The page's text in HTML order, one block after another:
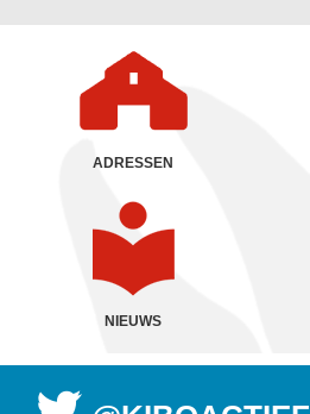
ADRESSEN
NIEUWS